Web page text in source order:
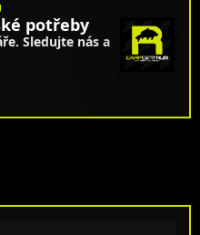
potřeby
Sledujte nás a